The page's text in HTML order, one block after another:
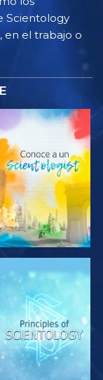
Scientology
en el trabajo o
EXPLORA LAS
SERIES